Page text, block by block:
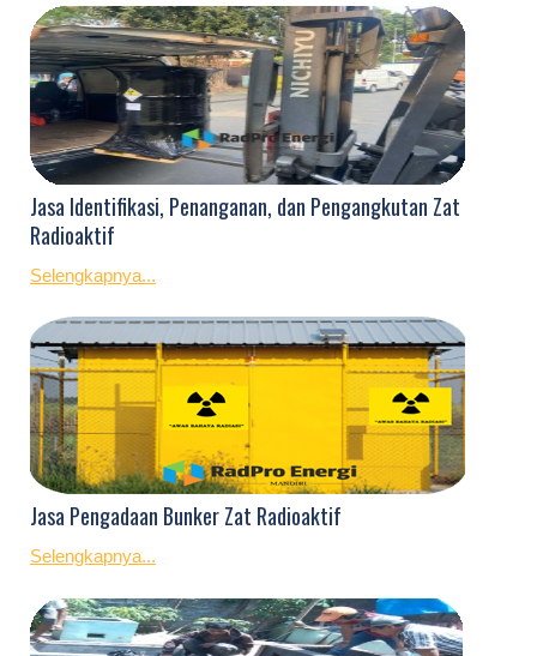
Jasa Identifikasi, Penanganan, dan Pengangkutan Zat
Radioaktif
Selengkapnya...
Jasa Pengadaan Bunker Zat Radioaktif
Selengkapnya...